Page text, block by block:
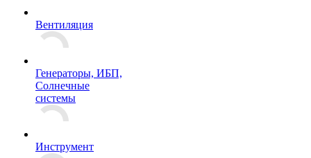
Вентиляция
Генераторы, ИБП,
Солнечные
системы
Инструмент